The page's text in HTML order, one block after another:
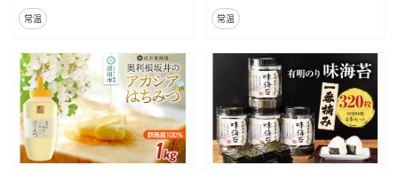
常温
常温